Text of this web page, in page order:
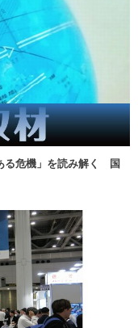
る危機」を読み解く 国